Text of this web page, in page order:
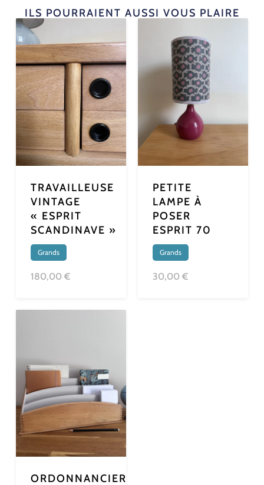
ILS POURRAIENT AUSSI VOUS PLAIRE
TRAVAILLEUSE
VINTAGE
« ESPRIT
SCANDINAVE »
Grands
180,00 €
PETITE
LAMPE À
POSER
ESPRIT 70
Grands
30,00 €
ORDONNANCIER